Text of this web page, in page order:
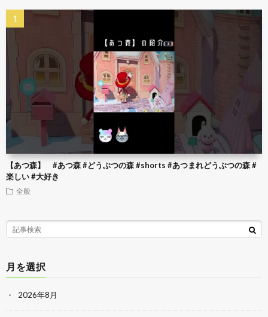
【あつ森】 #あつ森 #どうぶつの森 #shorts #あつまれどうぶつの森 #
楽しい #大好き
全般
月を選択
2026年8月